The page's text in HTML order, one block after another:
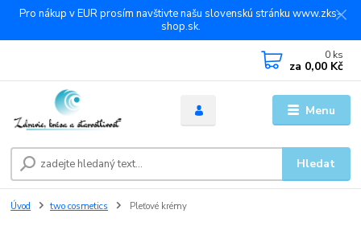
Pro nákup v EUR prosím navštivte našu slovenskú stránku www.zks-
shop.sk.
Menu
Hledat
0 ks
za 0,00 Kč
Úvod two cosmetics Pleťové krémy